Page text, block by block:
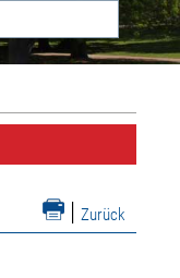
| Zurück